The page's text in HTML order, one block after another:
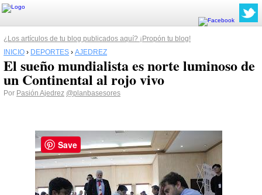
¿Los artículos de tu blog publicados aquí? ¡Propón tu blog!
INICIO › DEPORTES › AJEDREZ
El sueño mundialista es norte luminoso de
un Continental al rojo vivo
Por Pasión Ajedrez @planbasesores
Save